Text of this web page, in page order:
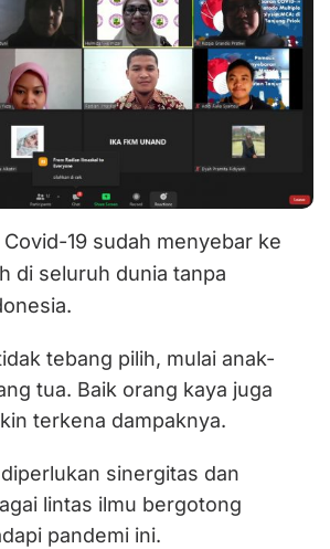
Populer
19 sudah menyebar ke
di seluruh dunia tanpa
tebang pilih, mulai anak-
tua. Baik orang kaya juga
terkena dampaknya.
sinergitas dan
lintas ilmu bergotong
pandemi ini.